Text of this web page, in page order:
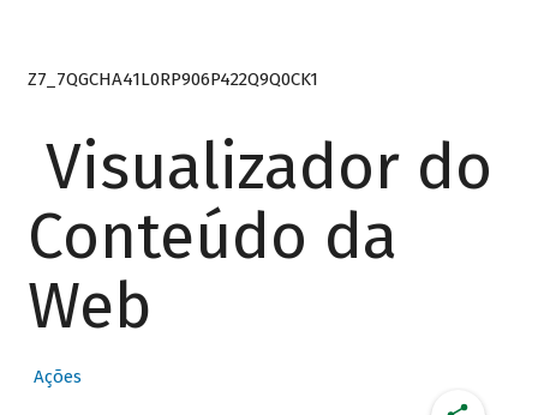
Z7_7QGCHA41L0RP906P422Q9Q0CK1
Visualizador do
Conteúdo da
Web
Ações